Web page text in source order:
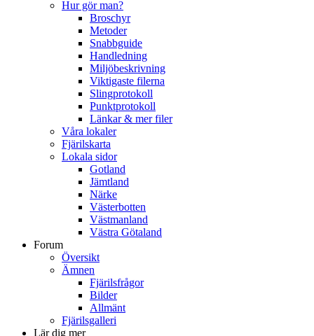
Hur gör man?
Broschyr
Metoder
Snabbguide
Handledning
Miljöbeskrivning
Viktigaste filerna
Slingprotokoll
Punktprotokoll
Länkar & mer filer
Våra lokaler
Fjärilskarta
Lokala sidor
Gotland
Jämtland
Närke
Västerbotten
Västmanland
Västra Götaland
Forum
Översikt
Ämnen
Fjärilsfrågor
Bilder
Allmänt
Fjärilsgalleri
Lär dig mer